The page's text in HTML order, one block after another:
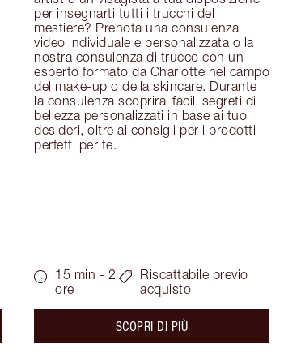
per insegnarti tutti i trucchi del
mestiere? Prenota una consulenza
video individuale e personalizzata o la
nostra consulenza di trucco con un
esperto formato da Charlotte nel campo
del make-up o della skincare. Durante
la consulenza scoprirai facili segreti di
bellezza personalizzati in base ai tuoi
desideri, oltre ai consigli per i prodotti
perfetti per te.
15 min - 2
ore
Riscattabile previo
acquisto
SCOPRI DI PIÙabout the